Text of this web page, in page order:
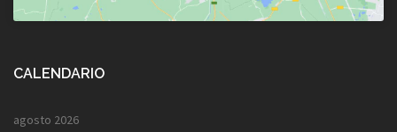
CALENDARIO
agosto 2026